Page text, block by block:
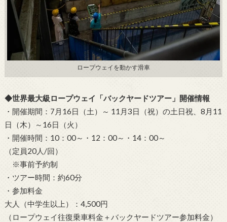
ロープウェイを動かす滑車
◆世界最大級ロープウェイ「バックヤードツアー」開催情報
・開催期間：7月16日（土）～ 11月3日（祝）の土日祝、8月11
日（木）～16日（火）
・開催時間：10：00～・12：00～・14：00～
（定員20人/回）
※事前予約制
・ツアー時間：約60分
・参加料金
大人（中学生以上）：4,500円
（ロープウェイ往復乗車料金＋バックヤードツアー参加料金）